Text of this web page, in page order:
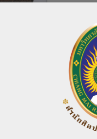
รายชื่อคัมภีร์ใ
เชียงตุง